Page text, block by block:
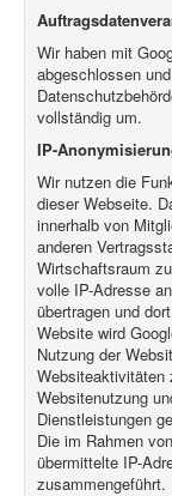
Wir haben mit
abgeschlossen
vollständig um.
IP-
Wir nutzen die
dieser Webseite.
innerhalb von
anderen
Wirtschaftsraum
volle IP-Adresse
übertragen und
Website wird
Nutzung der
Websiteaktivitäten
Websitenutzung
Dienstleistungen
Die im Rahmen
übermittelte IP-
zusammengeführt.